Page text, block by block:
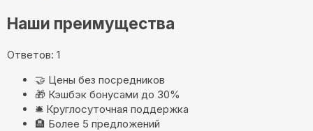
Наши преимущества
Ответов: 1
🤝 Цены без посредников
🎁 Кэшбэк бонусами до 30%
🛎️ Круглосуточная поддержка
🏨 Более 5 предложений